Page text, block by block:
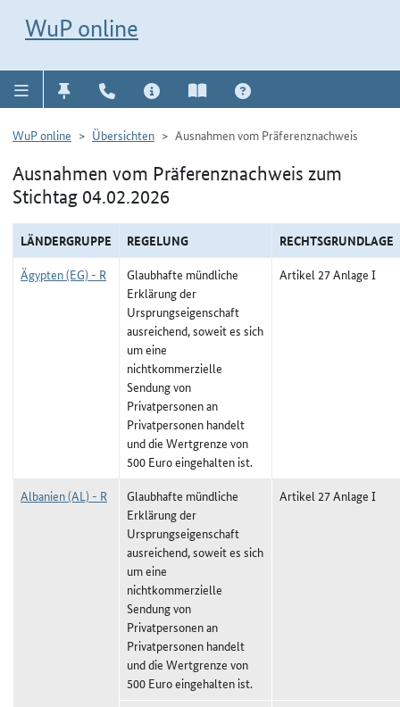
WuP online
WuP online Übersichten Ausnahmen vom Präferenznachweis
Ausnahmen vom Präferenznachweis zum
Stichtag 04.02.2026
LÄNDERGRUPPE REGELUNG
RECHTSGRUNDLAGE
Ägypten (EG) - R
Glaubhafte mündliche
Erklärung der
Ursprungseigenschaft
ausreichend, soweit es sich
um eine
nichtkommerzielle
Sendung von
Privatpersonen an
Privatpersonen handelt
und die Wertgrenze von
500 Euro eingehalten ist.
Artikel 27 Anlage I
Albanien (AL) - R
Glaubhafte mündliche
Erklärung der
Ursprungseigenschaft
ausreichend, soweit es sich
um eine
nichtkommerzielle
Sendung von
Privatpersonen an
Privatpersonen handelt
und die Wertgrenze von
500 Euro eingehalten ist.
Artikel 27 Anlage I